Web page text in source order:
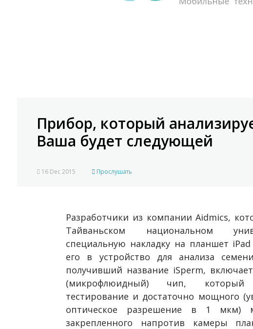
Прибор, который
Ваша будет следующей
16 Dec 2015 Прослушать
Разработчики из компании Aidmics,
Тайваньском национальном
специальную накладку на планшет
его в устройство для анализа
получивший название iSperm,
(микрофлюидный) чип, который
тестирование и достаточно мощного
оптическое разрешение в 1 мкм)
закрепленного напротив камеры